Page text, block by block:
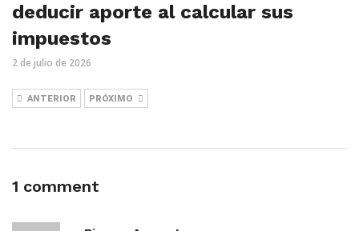
deducir aporte al calcular sus
impuestos
2 de julio de 2026
ANTERIOR PRÓXIMO
1 comment